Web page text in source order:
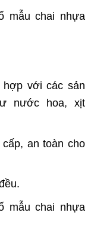
mẫu chai nhựa
hợp với các sản
nước hoa, xịt
an toàn cho
mẫu chai nhựa